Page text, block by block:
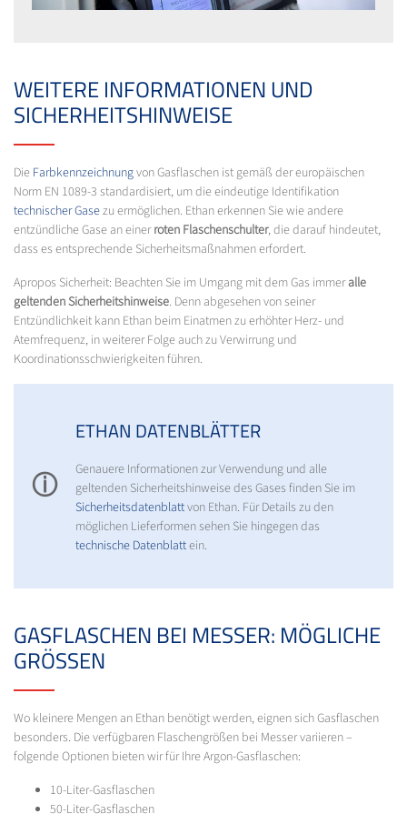
WEITERE INFORMATIONEN UND
SICHERHEITSHINWEISE
Die Farbkennzeichnungvon Gasflaschen ist gemäß der europäischen
Norm EN 1089-3 standardisiert, um die eindeutige Identifikation
technischer Gasezu ermöglichen. Ethan erkennen Sie wie andere
entzündliche Gase an einerroten Flaschenschulter, die darauf hindeutet,
dass es entsprechende Sicherheitsmaßnahmen erfordert.
Apropos Sicherheit: Beachten Sie im Umgang mit dem Gas immeralle
geltenden Sicherheitshinweise. Denn abgesehen von seiner
Entzündlichkeit kann Ethan beim Einatmen zu erhöhter Herz- und
Atemfrequenz, in weiterer Folge auch zu Verwirrung und
Koordinationsschwierigkeiten führen.
ⓘ
ETHAN DATENBLÄTTER
Genauere Informationen zur Verwendung und alle
geltenden Sicherheitshinweise des Gases finden Sie im
Sicherheitsdatenblattvon Ethan. Für Details zu den
möglichen Lieferformen sehen Sie hingegen das
technische Datenblattein.
GASFLASCHEN BEI MESSER: MÖGLICHE
GRÖSSEN
Wo kleinere Mengen an Ethan benötigt werden, eignen sich Gasflaschen
besonders. Die verfügbaren Flaschengrößen bei Messer variieren –
folgende Optionen bieten wir für Ihre Argon-Gasflaschen:
10-Liter-Gasflaschen
50-Liter-Gasflaschen